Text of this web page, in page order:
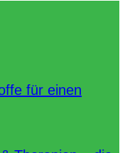
für einen